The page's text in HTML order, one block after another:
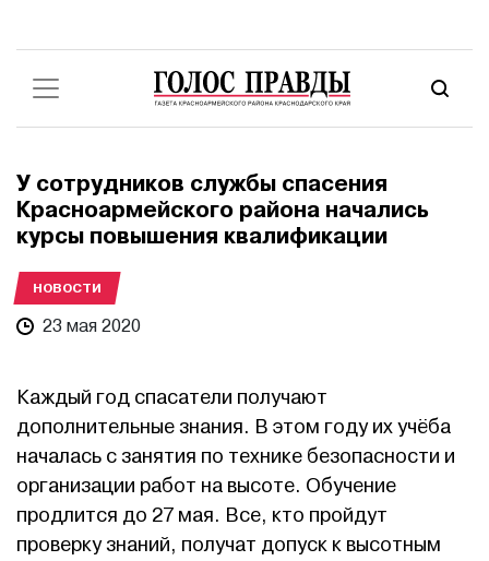
У сотрудников службы спасения
Красноармейского района начались
курсы повышения квалификации
НОВОСТИ
23 мая 2020
Каждый год спасатели получают
дополнительные знания. В этом году их учёба
началась с занятия по технике безопасности и
организации работ на высоте. Обучение
продлится до 27 мая. Все, кто пройдут
проверку знаний, получат допуск к высотным